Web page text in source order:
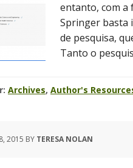
entanto, com a
Springer basta
de pesquisa,
Tanto o
Archives, Author's
2015 BY TERESA NOLAN